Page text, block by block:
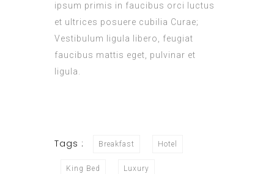
ipsum primis in faucibus orci luctus
et ultrices posuere cubilia Curae;
Vestibulum ligula libero, feugiat
faucibus mattis eget, pulvinar et
ligula.
Tags : Breakfast Hotel
King Bed Luxury